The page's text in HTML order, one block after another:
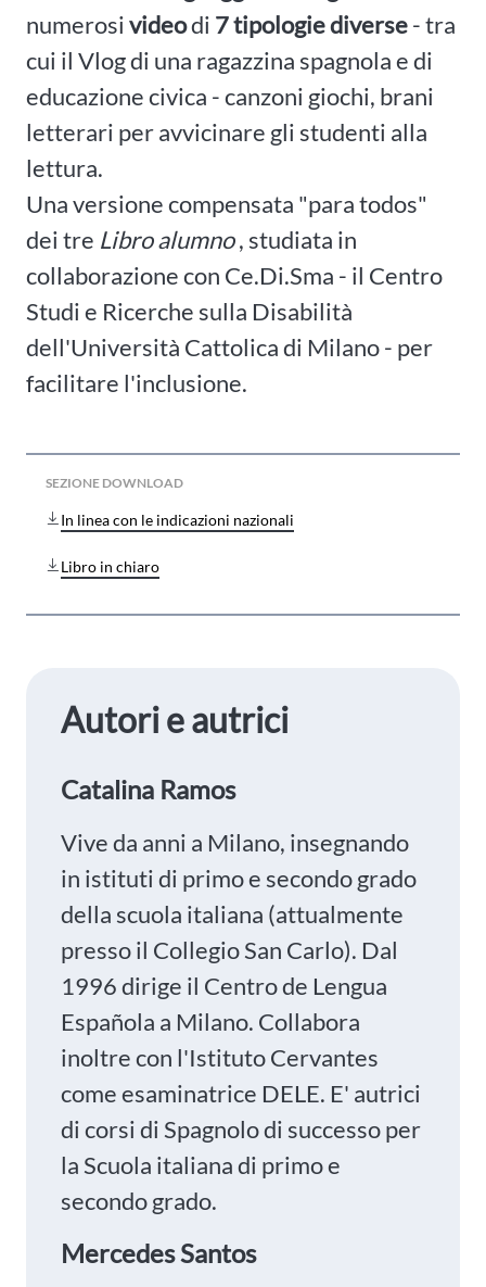
numerosivideodi 7tipologie diverse- tra
cui il Vlog di una ragazzina spagnola e di
educazione civica - canzoni giochi, brani
letterari per avvicinare gli studenti alla
lettura.
Una versione compensata "para todos"
dei tre Libro alumno, studiata in
collaborazione con Ce.Di.Sma - il Centro
Studi e Ricerche sulla Disabilità
dell'Università Cattolica di Milano - per
facilitare l'inclusione.
SEZIONE DOWNLOAD
In linea con le indicazioni nazionali
Libro in chiaro
Autori e autrici
Catalina Ramos
Vive da anni a Milano, insegnando
in istituti di primo e secondo grado
della scuola italiana (attualmente
presso il Collegio San Carlo). Dal
1996 dirige il Centro de Lengua
Española a Milano. Collabora
inoltre con l'Istituto Cervantes
come esaminatrice DELE. E' autrici
di corsi di Spagnolo di successo per
la Scuola italiana di primo e
secondo grado.
Mercedes Santos